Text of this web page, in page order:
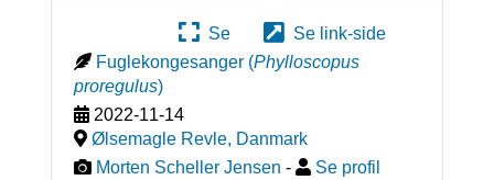
Se
Se link-side
Fuglekongesanger (Phylloscopus
proregulus)
2022-11-14
Ølsemagle Revle, Danmark
Morten Scheller Jensen - Se profil